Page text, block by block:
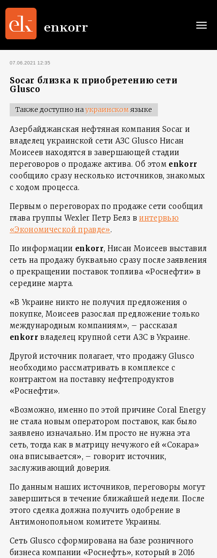
07.06.2021 12:35
Socar близка к приобретению сети
Glusco
Также доступно наукраинскомязыке
Азербайджанская нефтяная компания Socar и
владелец украинской сети АЗС Glusco Нисан
Моисеев находятся в завершающей стадии
переговоров о продаже актива. Об этом enkorr
сообщило сразу несколько источников, знакомых
с ходом процесса.
Первым о переговорах по продаже сети сообщил
глава группы Wexler Петр Белз винтервью
«Экономической правде».
По информации enkorr, Нисан Моисеев выставил
сеть на продажу буквально сразу после заявления
о прекращении поставок топлива «Роснефти» в
середине марта.
«В Украине никто не получил предложения о
покупке, Моисеев разослал предложение только
международным компаниям», – рассказал
enkorrвладелец крупной сети АЗС в Украине.
Другой источник полагает, что продажу Glusco
необходимо рассматривать в комплексе с
контрактом на поставку нефтепродуктов
«Роснефти».
«Возможно, именно по этой причине Coral Energy
не стала новым оператором поставок, как было
заявлено изначально. Им просто не нужна эта
сеть, тогда как в матрицу нечужого ей «Сокара»
она вписывается», – говорит источник,
заслуживающий доверия.
По данным наших источников, переговоры могут
завершиться в течение ближайшей недели. После
этого сделка должна получить одобрение в
Антимонопольном комитете Украины.
Сеть Glusco сформирована на базе розничного
бизнеса компании «Роснефть», который в 2016